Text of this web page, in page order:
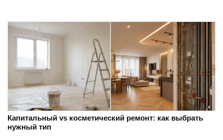
Капитальный vs косметический ремонт: как выбрать
нужный тип